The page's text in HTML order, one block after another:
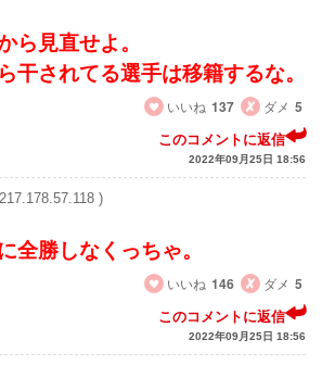
ら見直せよ。
干されてる選手は移籍するな。
いいね 137 ダメ 5
このコメントに返信
2022年09月25日 18:56
)
全勝しなくっちゃ。
いいね 146 ダメ 5
このコメントに返信
2022年09月25日 18:56